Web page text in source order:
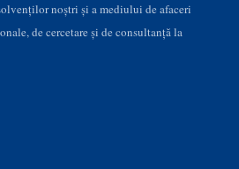
noștri și a mediului de afaceri
de cercetare şi de consultanţă la